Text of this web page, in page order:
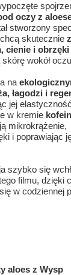
oczy z
stworzony
skutecznie
cienie i obrzęki
wokół
na
łagodzi i
jej
w kremie
mikrokrążenie,
i poprawiając
szybko się
filmu, dzięki
w codziennej
aloes z Wysp